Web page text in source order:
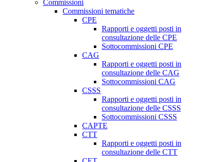
Commissioni
Commissioni tematiche
CPE
Rapporti e oggetti posti in
consultazione delle CPE
Sottocommissioni CPE
CAG
Rapporti e oggetti posti in
consultazione delle CAG
Sottocommissioni CAG
CSSS
Rapporti e oggetti posti in
consultazione delle CSSS
Sottocommissioni CSSS
CAPTE
CTT
Rapporti e oggetti posti in
consultazione delle CTT